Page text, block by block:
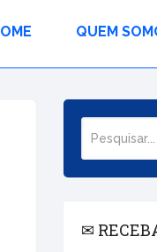
QUEM
✉